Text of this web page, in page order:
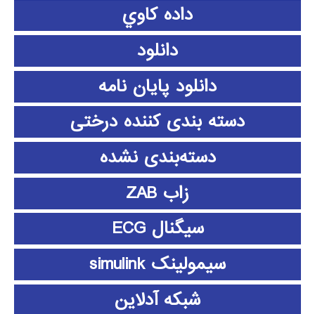
داده كاوي
دانلود
دانلود پايان نامه
دسته بندی کننده درختی
دسته‌بندی نشده
زاب ZAB
سیگنال ECG
سیمولینک simulink
شبکه آدلاین